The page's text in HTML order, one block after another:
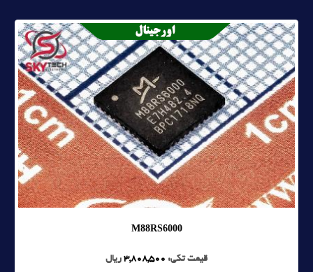
M88RS6000
قیمت تکی: 3,808,500 ریال